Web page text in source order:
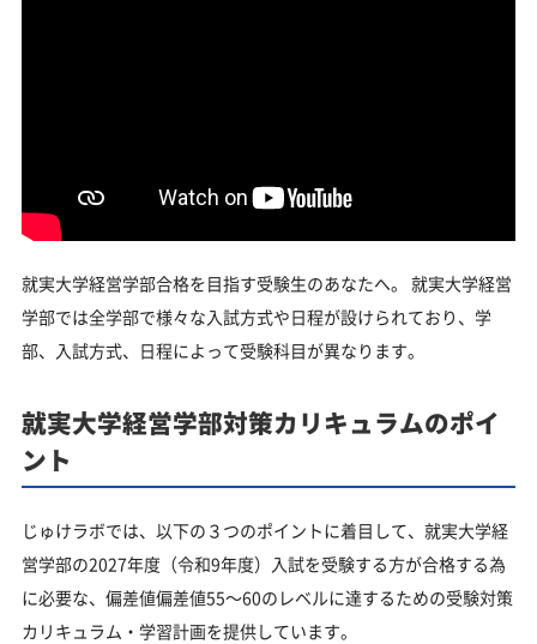
就実大学経営学部合格を目指す受験生のあなたへ。 就実大学経営
学部では全学部で様々な入試方式や日程が設けられており、学
部、入試方式、日程によって受験科目が異なります。
就実大学経営学部対策カリキュラムのポイ
ント
じゅけラボでは、以下の３つのポイントに着目して、就実大学経
営学部の2027年度（令和9年度）入試を受験する方が合格する為
に必要な、偏差値偏差値55～60のレベルに達するための受験対策
カリキュラム・学習計画を提供しています。